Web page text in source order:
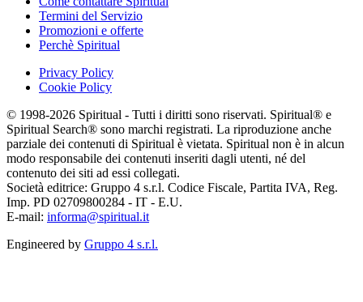
Termini del Servizio
Promozioni e offerte
Perchè Spiritual
Privacy Policy
Cookie Policy
© 1998-2026 Spiritual - Tutti i diritti sono riservati. Spiritual® e
Spiritual Search® sono marchi registrati. La riproduzione anche
parziale dei contenuti di Spiritual è vietata. Spiritual non è in alcun
modo responsabile dei contenuti inseriti dagli utenti, né del
contenuto dei siti ad essi collegati.
Società editrice: Gruppo 4 s.r.l. Codice Fiscale, Partita IVA, Reg.
Imp. PD 02709800284 - IT - E.U.
E-mail: informa@spiritual.it
Engineered by Gruppo 4 s.r.l.